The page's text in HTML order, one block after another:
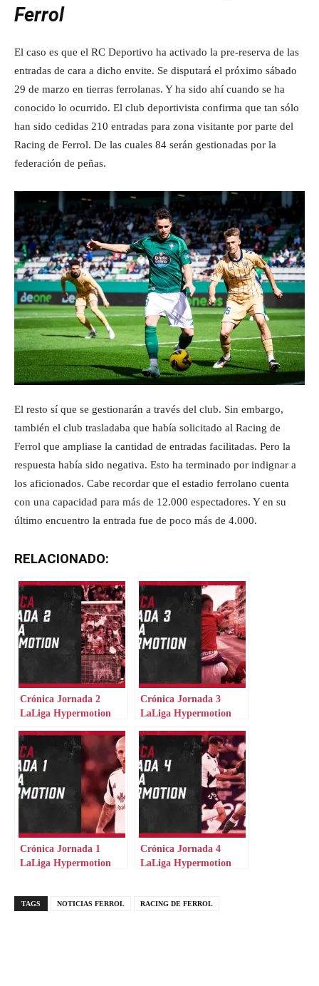
Ferrol
El caso es que el RC Deportivo ha activado la pre-reserva de las
entradas de cara a dicho envite. Se disputará el próximo sábado
29 de marzo en tierras ferrolanas. Y ha sido ahí cuando se ha
conocido lo ocurrido. El club deportivista confirma que tan sólo
han sido cedidas 210 entradas para zona visitante por parte del
Racing de Ferrol. De las cuales 84 serán gestionadas por la
federación de peñas.
El resto sí que se gestionarán a través del club. Sin embargo,
también el club trasladaba que había solicitado al Racing de
Ferrol que ampliase la cantidad de entradas facilitadas. Pero la
respuesta había sido negativa. Esto ha terminado por indignar a
los aficionados. Cabe recordar que el estadio ferrolano cuenta
con una capacidad para más de 12.000 espectadores. Y en su
último encuentro la entrada fue de poco más de 4.000.
RELACIONADO:
Crónica Jornada 2
LaLiga Hypermotion
Crónica Jornada 3
LaLiga Hypermotion
Crónica Jornada 1
LaLiga Hypermotion
Crónica Jornada 4
LaLiga Hypermotion
TAGS NOTICIAS FERROL RACING DE FERROL